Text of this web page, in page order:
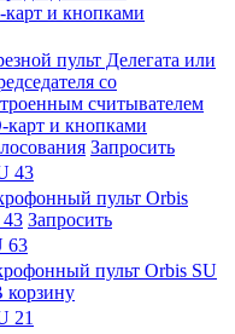
и кнопками
пульт Делегата или
со
считывателем
карт и кнопками
Запросить
43
пульт Orbis
Запросить
63
пульт Orbis SU
корзину
21